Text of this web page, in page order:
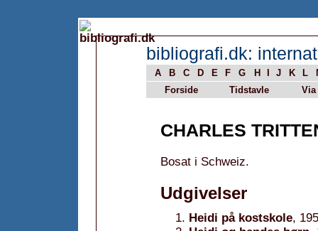
bibliografi.dk:
A B C D E F G H J K L
Forside
Tidstavle Via
CHARLES
Bosat i Schweiz.
Udgivelser
Heidi på kostskole,